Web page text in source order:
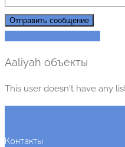
Отправить сообщение
Aaliyah объекты
This user doesn't have any
Контакты